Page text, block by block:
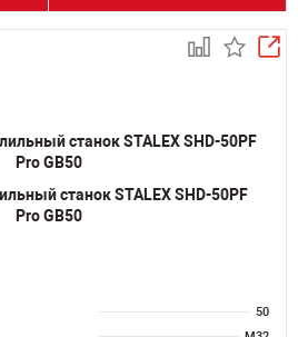
станок STALEX SHD-50PF
Pro GB50
50